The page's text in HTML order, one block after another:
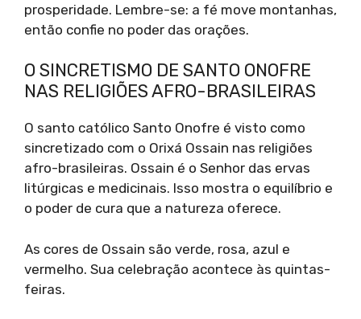
prosperidade. Lembre-se: a fé move montanhas,
então confie no poder das orações.
O SINCRETISMO DE SANTO ONOFRE
NAS RELIGIÕES AFRO-BRASILEIRAS
O santo católico Santo Onofre é visto como
sincretizado com o Orixá Ossain nas religiões
afro-brasileiras. Ossain é o Senhor das ervas
litúrgicas e medicinais. Isso mostra o equilíbrio e
o poder de cura que a natureza oferece.
As cores de Ossain são verde, rosa, azul e
vermelho. Sua celebração acontece às quintas-
feiras.